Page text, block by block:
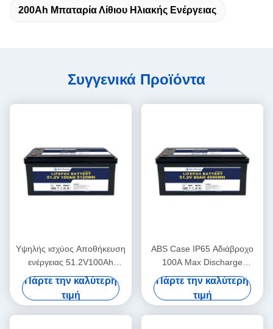
200Ah Μπαταρία Λίθιου Ηλιακής Ενέργειας
Συγγενικά Προϊόντα
Υψηλής ισχύος Αποθήκευση
ενέργειας 51.2V100Ah
επαναφορτιζόμενη μπαταρία
για το σύστημα ενέργειας
στο σπίτι
Πάρτε την καλύτερη
τιμή
ABS Case IP65 Αδιάβροχο
100A Max Discharge
48V80Ah Λιθιοϊονικές
μπαταρίες για ηλιακή
ενέργεια
Πάρτε την καλύτερη
τιμή